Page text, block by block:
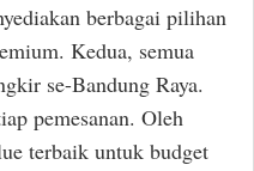
berbagai pilihan
Kedua, semua
se-Bandung Raya.
pemesanan. Oleh
terbaik untuk budget